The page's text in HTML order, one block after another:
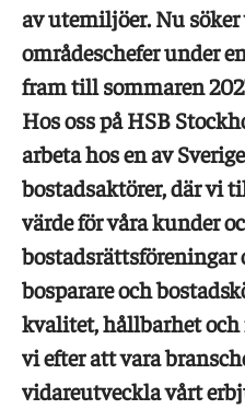
av utemiljöer. Nu
områdeschefer under
fram till sommaren
Hos oss på HSB
arbeta hos en av
bostadsaktörer, där vi
värde för våra kunder
bostadsrättsföreningar
bosparare och
kvalitet, hållbarhet
vi efter att vara
vidareutveckla vårt